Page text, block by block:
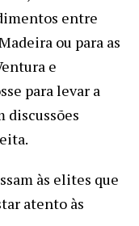
entre
ou para as
e
para levar a
discussões
às elites que
atento às